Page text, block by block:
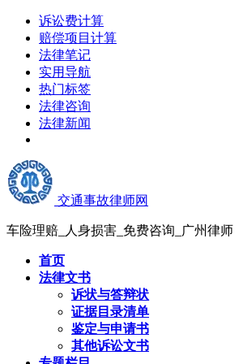
诉讼费计算
赔偿项目计算
法律笔记
实用导航
热门标签
法律咨询
法律新闻
交通事故律师网
车险理赔_人身损害_免费咨询_广州律师
首页
法律文书
诉状与答辩状
证据目录清单
鉴定与申请书
其他诉讼文书